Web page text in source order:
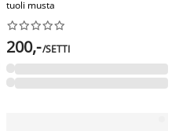
tuoli musta






200,-/SETTI